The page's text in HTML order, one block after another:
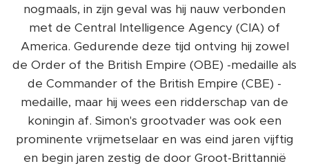
nogmaals, in zijn geval was hij nauw verbonden
met de Central Intelligence Agency (CIA) of
America. Gedurende deze tijd ontving hij zowel
de Order of the British Empire (OBE) -medaille als
de Commander of the British Empire (CBE) -
medaille, maar hij wees een ridderschap van de
koningin af. Simon's grootvader was ook een
prominente vrijmetselaar en was eind jaren vijftig
en begin jaren zestig de door Groot-Brittannië